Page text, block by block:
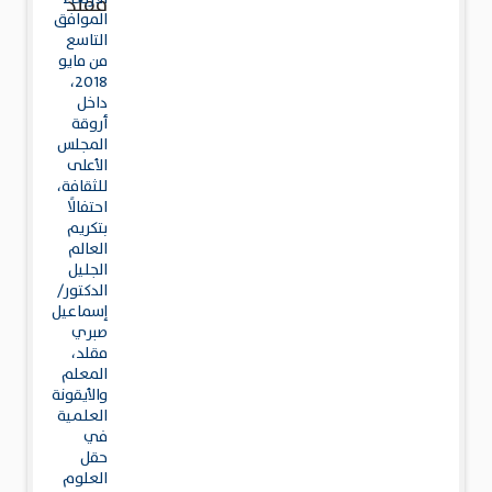
الموافق
التاسع
من مايو
2018،
داخل
أروقة
المجلس
الأعلى
للثقافة،
احتفالًا
بتكريم
العالم
الجليل
الدكتور/
إسماعيل
صبري
مقلد،
المعلم
والأيقونة
العلمية
في
حقل
العلوم